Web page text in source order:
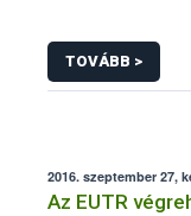
TOVÁBB >
2016. szeptember 27,
Az EUTR